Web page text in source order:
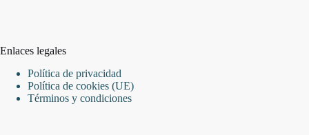
Enlaces legales
Política de privacidad
Política de cookies (UE)
Términos y condiciones